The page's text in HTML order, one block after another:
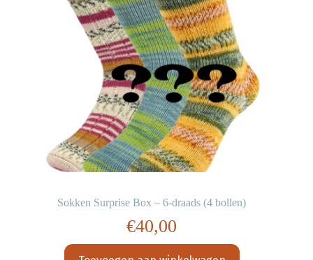
Sokken Surprise Box – 6-draads (4 bollen)
€40,00